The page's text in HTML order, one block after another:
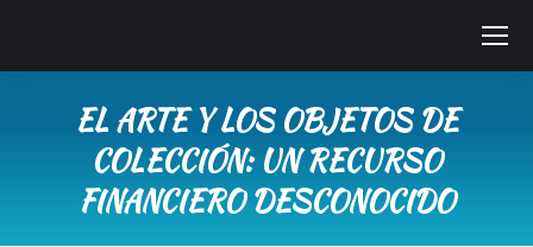
EL ARTE Y LOS OBJETOS DE
COLECCIÓN: UN RECURSO
FINANCIERO DESCONOCIDO